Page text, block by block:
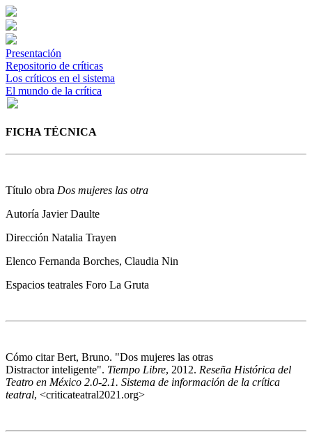
Presentación
Repositorio de críticas
Los críticos en el sistema
El mundo de la crítica
FICHA TÉCNICA
Título obra Dos mujeres las otra
Autoría Javier Daulte
Dirección Natalia Trayen
Elenco Fernanda Borches, Claudia Nin
Espacios teatrales Foro La Gruta
Cómo citarBert, Bruno. "Dos mujeres las otras
Distractor inteligente". Tiempo Libre, 2012. Reseña Histórica del
Teatro en México 2.0-2.1. Sistema de información de la crítica
teatral, <criticateatral2021.org>